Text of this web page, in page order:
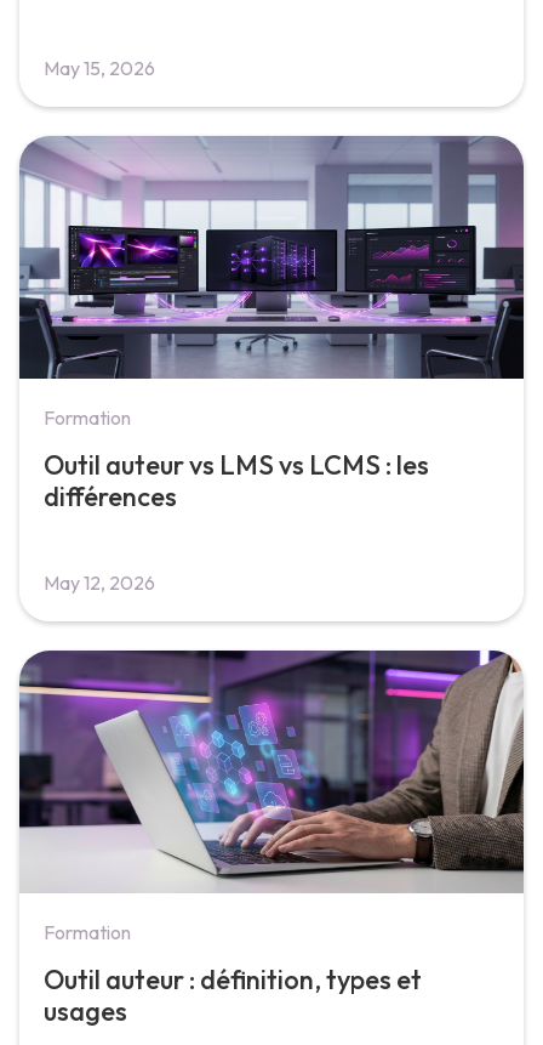
May 15, 2026
Formation
Outil auteur vs LMS vs LCMS : les
différences
May 12, 2026
Formation
Outil auteur : définition, types et
usages